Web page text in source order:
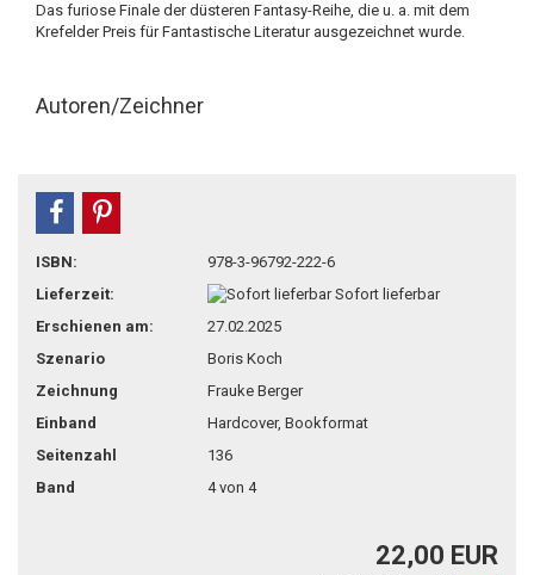
Das furiose Finale der düsteren Fantasy-Reihe, die u. a. mit dem
Krefelder Preis für Fantastische Literatur ausgezeichnet wurde.
Autoren/Zeichner
teilen
ISBN:
978-3-96792-222-6
Lieferzeit:
Sofort lieferbar
Erschienen am:
27.02.2025
Szenario
Boris Koch
Zeichnung
Frauke Berger
Einband
Hardcover, Bookformat
Seitenzahl
136
Band
4 von 4
22,00 EUR